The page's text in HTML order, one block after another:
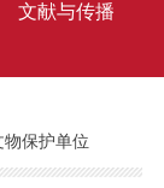
文献与传播
保护单位